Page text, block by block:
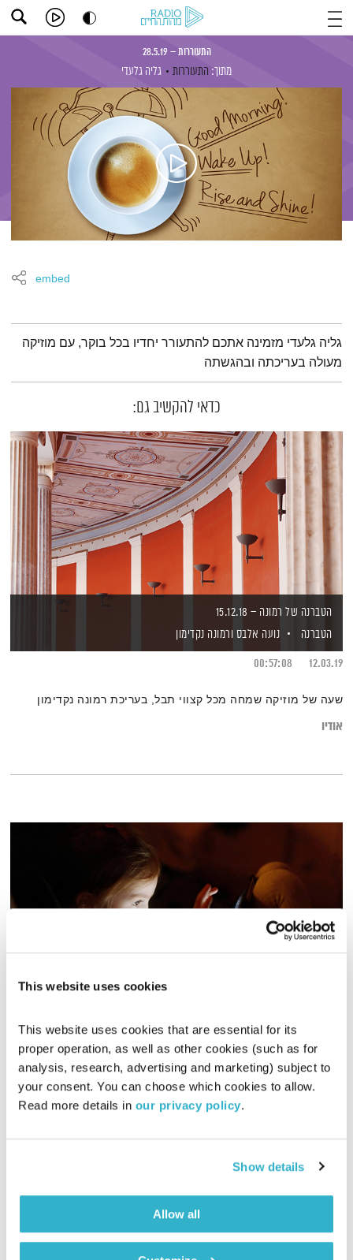
This website uses cookies
This website uses cookies that are essential for its
proper operation, as well as other cookies (such as for
analysis, research, advertising and marketing) subject to
your consent. You can choose which cookies to allow.
Read more details in our privacy policy.
Show details
Allow all
התעוררות – 28.5.19
מתוך: התעוררות גליה גלעדי
embed
תמצית הפודקאסט
גליה גלעדי מזמינה אתכם להתעורר יחדיו בכל בוקר, עם מוזיקה
מעולה בעריכתה ובהגשתה
כדאי להקשיב גם:
הטברנה של רמונה – 15.12.18
הטברנה
נועה אלבס ורמונה נקדימון
12.03.19
00:57:08
שעה של מוזיקה שמחה מכל קצווי תבל, בעריכת רמונה נקדימון
אודיו
תמיכה טכנית
אלון נוימןויעל מן שחר
28.01.19
00:59:13
האם ניתן להגן על ילדינו בעידן הדיגיטל? ומהם הפתרונות העומדים
לרשות ההורים כיום? הפעם בתמיכה טכנית: ראיון מרתק עם